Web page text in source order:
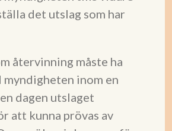
det utslag som har
återvinning måste ha
inom en
dagen utslaget
att kunna prövas av